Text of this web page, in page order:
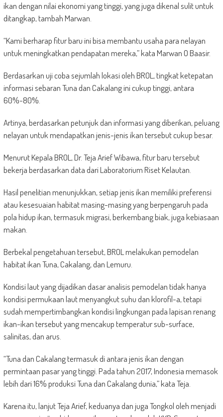
ikan dengan nilai ekonomi yang tinggi, yang juga dikenal sulit untuk
ditangkap, tambah Marwan.
“Kami berharap fitur baru ini bisa membantu usaha para nelayan
untuk meningkatkan pendapatan mereka,” kata Marwan O Baasir.
Berdasarkan uji coba sejumlah lokasi oleh BROL, tingkat ketepatan
informasi sebaran Tuna dan Cakalang ini cukup tinggi, antara
60%-80%.
Artinya, berdasarkan petunjuk dan informasi yang diberikan, peluang
nelayan untuk mendapatkan jenis-jenis ikan tersebut cukup besar.
Menurut Kepala BROL, Dr. Teja Arief Wibawa, fitur baru tersebut
bekerja berdasarkan data dari Laboratorium Riset Kelautan.
Hasil penelitian menunjukkan, setiap jenis ikan memiliki preferensi
atau kesesuaian habitat masing-masing yang berpengaruh pada
pola hidup ikan, termasuk migrasi, berkembang biak, juga kebiasaan
makan.
Berbekal pengetahuan tersebut, BROL melakukan pemodelan
habitat ikan Tuna, Cakalang, dan Lemuru.
Kondisi laut yang dijadikan dasar analisis pemodelan tidak hanya
kondisi permukaan laut menyangkut suhu dan klorofil-a, tetapi
sudah mempertimbangkan kondisi lingkungan pada lapisan renang
ikan-ikan tersebut yang mencakup temperatur sub-surface,
salinitas, dan arus.
“Tuna dan Cakalang termasuk di antara jenis ikan dengan
permintaan pasar yang tinggi. Pada tahun 2017, Indonesia memasok
lebih dari 16% produksi Tuna dan Cakalang dunia,” kata Teja.
Karena itu, lanjut Teja Arief, keduanya dan juga Tongkol oleh menjadi